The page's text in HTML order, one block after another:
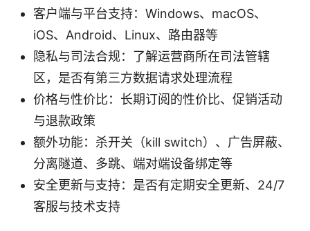
客户端与平台支持：Windows、macOS、
iOS、Android、Linux、路由器等
隐私与司法合规：了解运营商所在司法管辖
区，是否有第三方数据请求处理流程
价格与性价比：长期订阅的性价比、促销活动
与退款政策
额外功能：杀开关（kill switch）、广告屏蔽、
分离隧道、多跳、端对端设备绑定等
安全更新与支持：是否有定期安全更新、24/7
客服与技术支持